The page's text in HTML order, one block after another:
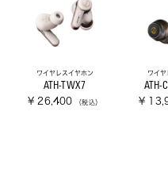
ワイヤレスイヤホン
ATH-TWX7
¥ 26,400 （税込）
ワイヤ
ATH-
¥